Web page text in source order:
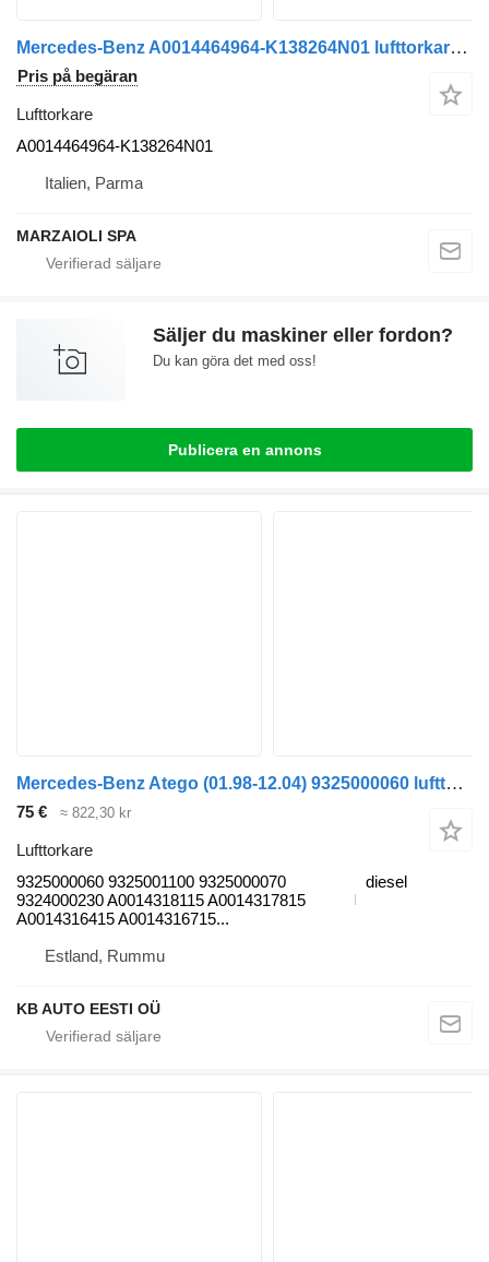
Mercedes-Benz A0014464964-K138264N01 lufttorkare till Mercedes-Benz Actros Mp2 Actros Mp3 Atego Axor lastbil
Pris på begäran
Lufttorkare
A0014464964-K138264N01
Italien, Parma
MARZAIOLI SPA
Säljer du maskiner eller fordon?
Du kan göra det med oss!
Publicera en annons
Mercedes-Benz Atego (01.98-12.04) 9325000060 lufttorkare till Mercedes-Benz Atego, Atego 2, Atego 3 (1996-) lastbil
75 € ≈ 822,30 kr
Lufttorkare
9325000060 9325001100 9325000070
9324000230 A0014318115 A0014317815
A0014316415 A0014316715...
diesel
Estland, Rummu
KB AUTO EESTI OÜ